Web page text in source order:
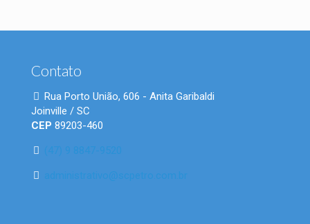
Contato
Rua Porto União, 606 - Anita Garibaldi
Joinville / SC
CEP 89203-460
(47) 9 8847-9520
administrativo@scpetro.com.br